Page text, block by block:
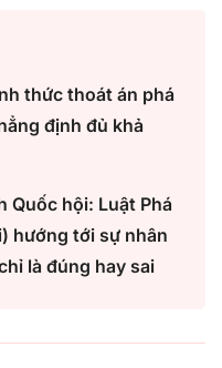
thức thoát án phá
định đủ khả
Quốc hội: Luật Phá
hướng tới sự nhân
là đúng hay sai